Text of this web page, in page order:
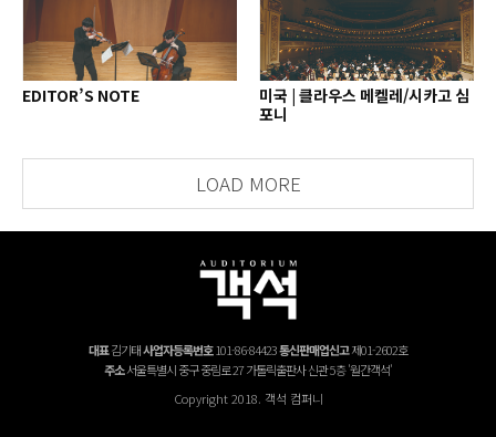
EDITOR’S NOTE
미국 | 클라우스 메켈레/시카고 심
포니
LOAD MORE
대표김기태사업자등록번호101-86-84423통신판매업신고제01-2602호
주소서울특별시 중구 중림로 27 가톨릭출판사 신관 5층 '월간객석'
Copyright 2018. 객석 컴퍼니